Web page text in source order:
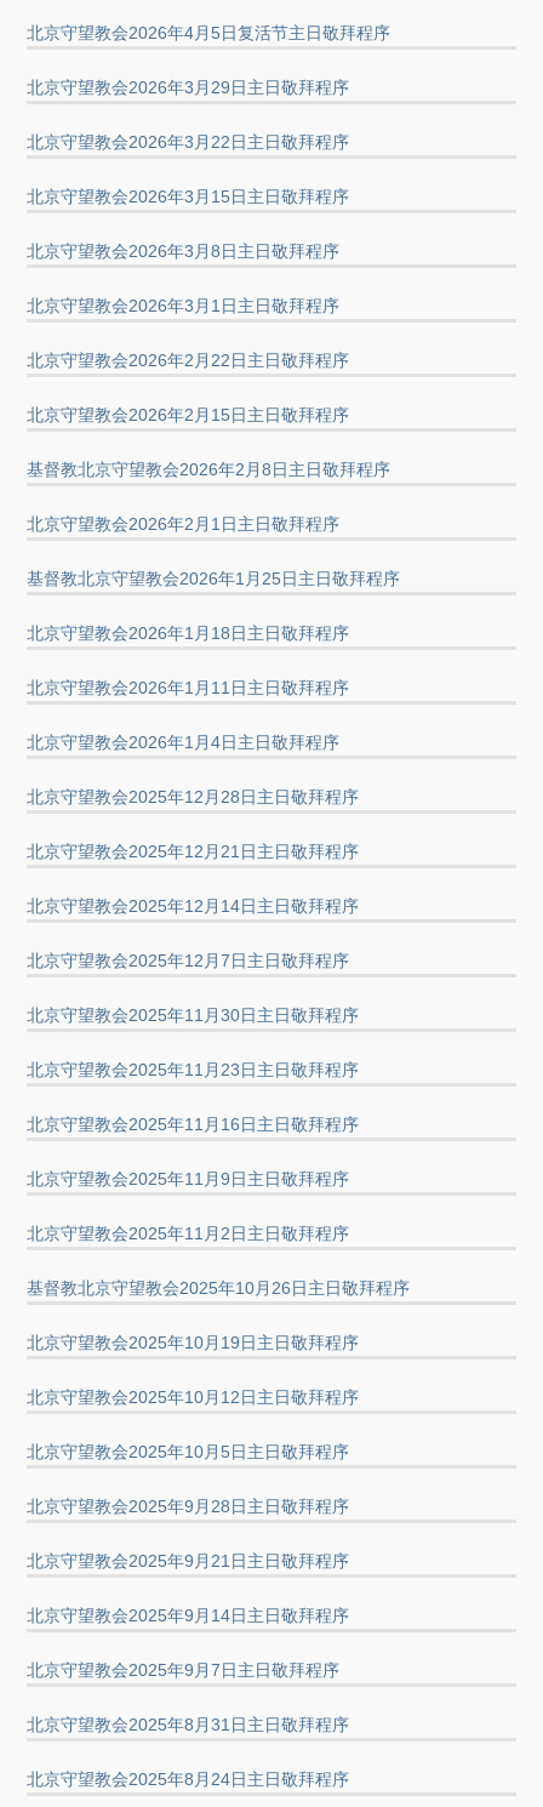
北京守望教会2026年4月5日复活节主日敬拜程序
北京守望教会2026年3月29日主日敬拜程序
北京守望教会2026年3月22日主日敬拜程序
北京守望教会2026年3月15日主日敬拜程序
北京守望教会2026年3月8日主日敬拜程序
北京守望教会2026年3月1日主日敬拜程序
北京守望教会2026年2月22日主日敬拜程序
北京守望教会2026年2月15日主日敬拜程序
基督教北京守望教会2026年2月8日主日敬拜程序
北京守望教会2026年2月1日主日敬拜程序
基督教北京守望教会2026年1月25日主日敬拜程序
北京守望教会2026年1月18日主日敬拜程序
北京守望教会2026年1月11日主日敬拜程序
北京守望教会2026年1月4日主日敬拜程序
北京守望教会2025年12月28日主日敬拜程序
北京守望教会2025年12月21日主日敬拜程序
北京守望教会2025年12月14日主日敬拜程序
北京守望教会2025年12月7日主日敬拜程序
北京守望教会2025年11月30日主日敬拜程序
北京守望教会2025年11月23日主日敬拜程序
北京守望教会2025年11月16日主日敬拜程序
北京守望教会2025年11月9日主日敬拜程序
北京守望教会2025年11月2日主日敬拜程序
基督教北京守望教会2025年10月26日主日敬拜程序
北京守望教会2025年10月19日主日敬拜程序
北京守望教会2025年10月12日主日敬拜程序
北京守望教会2025年10月5日主日敬拜程序
北京守望教会2025年9月28日主日敬拜程序
北京守望教会2025年9月21日主日敬拜程序
北京守望教会2025年9月14日主日敬拜程序
北京守望教会2025年9月7日主日敬拜程序
北京守望教会2025年8月31日主日敬拜程序
北京守望教会2025年8月24日主日敬拜程序